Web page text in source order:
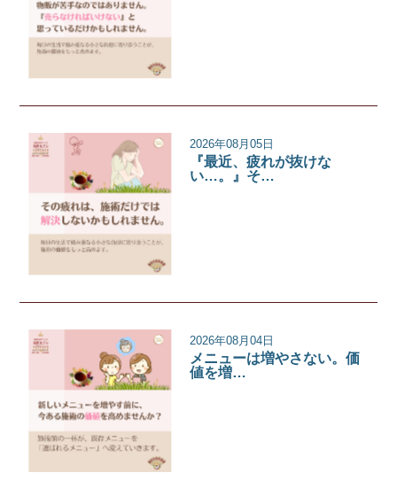
2026年08月05日
『最近、疲れが抜けな
い…。』そ…
2026年08月04日
メニューは増やさない。価
値を増…